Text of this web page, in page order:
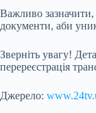
Важливо зазначити,
документи, аби
Зверніть увагу!
перереєстрація
Джерело: